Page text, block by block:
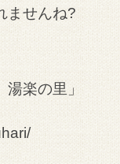
ませんね?
湯楽の里」